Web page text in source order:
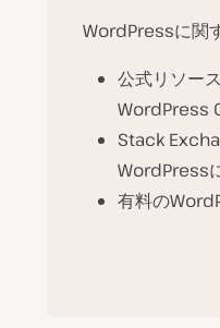
WordPressに関
公式リソー
WordPress
Stack
WordPress
有料の